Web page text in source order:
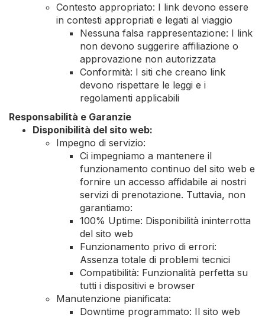
Contesto appropriato: I link devono essere
in contesti appropriati e legati al viaggio
Nessuna falsa rappresentazione: I link
non devono suggerire affiliazione o
approvazione non autorizzata
Conformità: I siti che creano link
devono rispettare le leggi e i
regolamenti applicabili
Responsabilità e Garanzie
Disponibilità del sito web:
Impegno di servizio:
Ci impegniamo a mantenere il
funzionamento continuo del sito web e
fornire un accesso affidabile ai nostri
servizi di prenotazione. Tuttavia, non
garantiamo:
100% Uptime: Disponibilità ininterrotta
del sito web
Funzionamento privo di errori:
Assenza totale di problemi tecnici
Compatibilità: Funzionalità perfetta su
tutti i dispositivi e browser
Manutenzione pianificata:
Downtime programmato: Il sito web